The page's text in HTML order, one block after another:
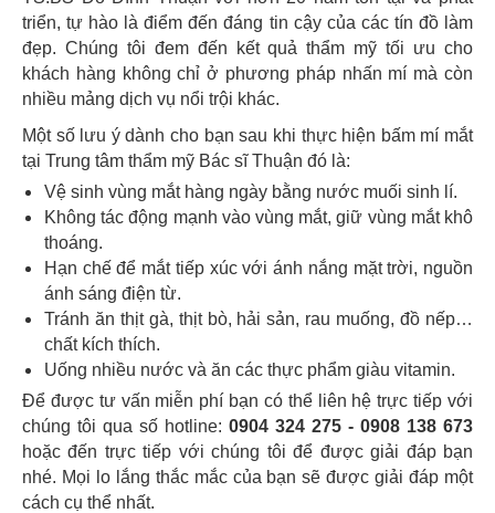
triển, tự hào là điểm đến đáng tin cậy của các tín đồ làm
đẹp. Chúng tôi đem đến kết quả thẩm mỹ tối ưu cho
khách hàng không chỉ ở phương pháp nhấn mí mà còn
nhiều mảng dịch vụ nổi trội khác.
Một số lưu ý dành cho bạn sau khi thực hiện bấm mí mắt
tại Trung tâm thẩm mỹ Bác sĩ Thuận đó là:
Vệ sinh vùng mắt hàng ngày bằng nước muối sinh lí.
Không tác động mạnh vào vùng mắt, giữ vùng mắt khô
thoáng.
Hạn chế để mắt tiếp xúc với ánh nắng mặt trời, nguồn
ánh sáng điện từ.
Tránh ăn thịt gà, thịt bò, hải sản, rau muống, đồ nếp…
chất kích thích.
Uống nhiều nước và ăn các thực phẩm giàu vitamin.
Để được tư vấn miễn phí bạn có thể liên hệ trực tiếp với
chúng tôi qua số hotline: 0904 324 275 - 0908 138 673
hoặc đến trực tiếp với chúng tôi để được giải đáp bạn
nhé. Mọi lo lắng thắc mắc của bạn sẽ được giải đáp một
cách cụ thể nhất.